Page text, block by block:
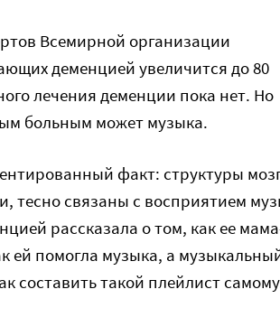
Всемирной организации
деменцией увеличится до 80
лечения деменции пока нет. Но
больным может музыка.
факт: структуры
тесно связаны с восприятием
рассказала о том, как ее
ей помогла музыка, а
составить такой плейлист